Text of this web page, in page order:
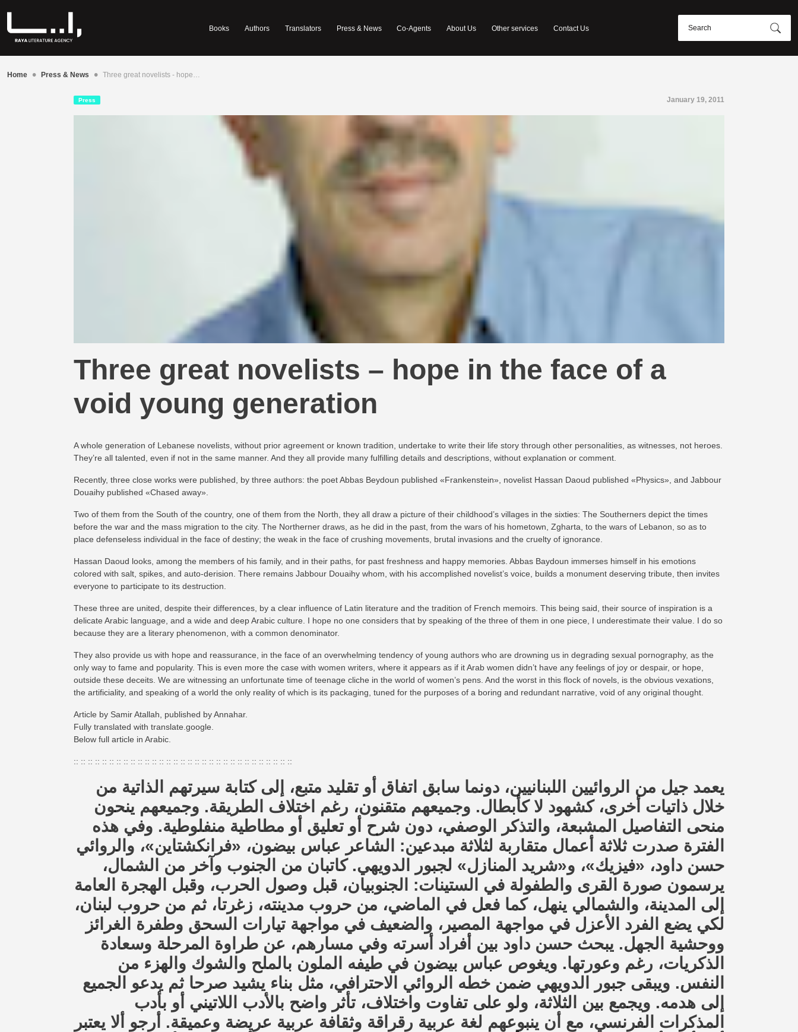
Books Authors Translators Press & News Co-Agents About Us Other services Contact Us
Home • Press & News • Three great novelists - hope…
Press January 19, 2011
Three great novelists – hope in the face of a
void young generation
A whole generation of Lebanese novelists, without prior agreement or known tradition, undertake to write their life story through other personalities, as witnesses, not heroes.
They’re all talented, even if not in the same manner. And they all provide many fulfilling details and descriptions, without explanation or comment.
Recently, three close works were published, by three authors: the poet Abbas Beydoun published «Frankenstein», novelist Hassan Daoud published «Physics», and Jabbour
Douaihy published «Chased away».
Two of them from the South of the country, one of them from the North, they all draw a picture of their childhood’s villages in the sixties: The Southerners depict the times
before the war and the mass migration to the city. The Northerner draws, as he did in the past, from the wars of his hometown, Zgharta, to the wars of Lebanon, so as to
place defenseless individual in the face of destiny; the weak in the face of crushing movements, brutal invasions and the cruelty of ignorance.
Hassan Daoud looks, among the members of his family, and in their paths, for past freshness and happy memories. Abbas Baydoun immerses himself in his emotions
colored with salt, spikes, and auto-derision. There remains Jabbour Douaihy whom, with his accomplished novelist’s voice, builds a monument deserving tribute, then invites
everyone to participate to its destruction.
These three are united, despite their differences, by a clear influence of Latin literature and the tradition of French memoirs. This being said, their source of inspiration is a
delicate Arabic language, and a wide and deep Arabic culture. I hope no one considers that by speaking of the three of them in one piece, I underestimate their value. I do so
because they are a literary phenomenon, with a common denominator.
They also provide us with hope and reassurance, in the face of an overwhelming tendency of young authors who are drowning us in degrading sexual pornography, as the
only way to fame and popularity. This is even more the case with women writers, where it appears as if it Arab women didn’t have any feelings of joy or despair, or hope,
outside these deceits. We are witnessing an unfortunate time of teenage cliche in the world of women’s pens. And the worst in this flock of novels, is the obvious vexations,
the artificiality, and speaking of a world the only reality of which is its packaging, tuned for the purposes of a boring and redundant narrative, void of any original thought.
Article by Samir Atallah, published by Annahar.
Fully translated with translate.google.
Below full article in Arabic.
:: :: :: :: :: :: :: :: :: :: :: :: :: :: :: :: :: :: :: :: :: :: :: :: :: :: :: :: :: :: ::
خلال ذاتيات أخرى، كشهود لا كأبطال. وجميعهم متقنون، رغم اختلاف الطريقة. وجميعهم ينحون
منحى التفاصيل المشبعة، والتذكر الوصفي، دون شرح أو تعليق أو مطاطية منفلوطية. وفي هذه
الفترة صدرت ثلاثة أعمال متقاربة لثلاثة مبدعين: الشاعر عباس بيضون، «فرانكشتاين»، والروائي
حسن داود، «فيزيك»، و«شريد المنازل» لجبور الدويهي. كاتبان من الجنوب وآخر من الشمال،
يرسمون صورة القرى والطفولة في الستينات: الجنوبيان، قبل وصول الحرب، وقبل الهجرة العامة
إلى المدينة، والشمالي ينهل، كما فعل في الماضي، من حروب مدينته، زغرتا، ثم من حروب لبنان،
لكي يضع الفرد الأعزل في مواجهة المصير، والضعيف في مواجهة تيارات السحق وطفرة الغرائز
ووحشية الجهل. يبحث حسن داود بين أفراد أسرته وفي مسارهم، عن طراوة المرحلة وسعادة
الذكريات، رغم وعورتها. ويغوص عباس بيضون في طيفه الملون بالملح والشوك والهزء من
النفس. ويبقى جبور الدويهي ضمن خطه الروائي الاحترافي، مثل بناء يشيد صرحا ثم يدعو الجميع
إلى هدمه. ويجمع بين الثلاثة، ولو على تفاوت واختلاف، تأثر واضح بالأدب اللاتيني أو بأدب
المذكرات الفرنسي، مع أن ينبوعهم لغة عربية رقراقة وثقافة عربية عريضة وعميقة. أرجو ألا يعتبر